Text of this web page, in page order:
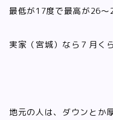
最低が17度で最高が26〜
実家（宮城）なら７月く
地元の人は、ダウンとか